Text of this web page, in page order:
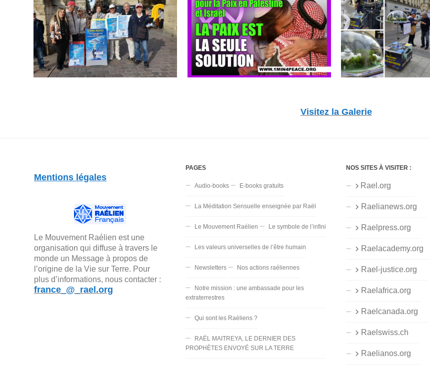
Visitez la Galerie
Mentions légales
Le Mouvement Raélien est une
organisation qui diffuse à travers le
monde un Message à propos de
l’origine de la Vie sur Terre. Pour
plus d’informations, nous contacter :
france_@_rael.org
PAGES
Audio-books E-books gratuits
La Méditation Sensuelle enseignée par Raël
Le Mouvement Raélien Le symbole de l’infini
Les valeurs universelles de l’être humain
Newsletters Nos actions raéliennes
Notre mission : une ambassade pour les
extraterrestres
Qui sont les Raéliens ?
RAËL MAITREYA, LE DERNIER DES
PROPHÈTES ENVOYÉ SUR LA TERRE
NOS SITES À VISITER :
Rael.org
Raelianews.org
Raelpress.org
Raelacademy.org
Rael-justice.org
Raelafrica.org
Raelcanada.org
Raelswiss.ch
Raelianos.org